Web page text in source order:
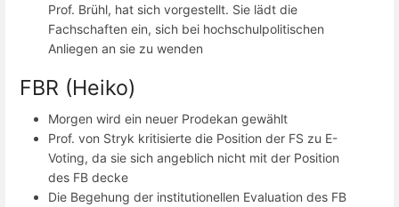
Prof. Brühl, hat sich vorgestellt. Sie lädt die
Fachschaften ein, sich bei hochschulpolitischen
Anliegen an sie zu wenden
FBR (Heiko)
Morgen wird ein neuer Prodekan gewählt
Prof. von Stryk kritisierte die Position der FS zu E-
Voting, da sie sich angeblich nicht mit der Position
des FB decke
Die Begehung der institutionellen Evaluation des FB